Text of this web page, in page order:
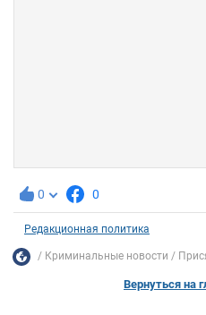
0 0
Редакционная политика
Криминальные новости
Вернуться на